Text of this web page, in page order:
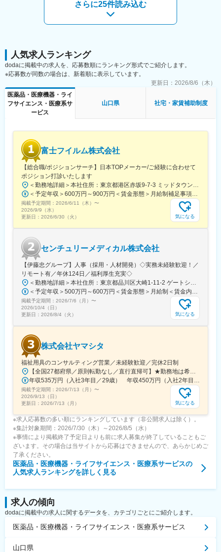
※中途入社と他部門からの異動者が大半のため、打ち解けやすい雰
囲気です。
・営業職は、契約社員での採用となりますが、概ね1年程で正社員
登用されております。正社員登用率は100％です。
・正社員登用試験などはありません。
変更の範囲：会社の定める業務
治療を即日で提供できる機器です。
（口腔内の様子を３D画像化できます）
３D画像化したものから、歯と同じ色をしたセラミックブロック
※商品URL
https://www.dentsplysirona.com/ja-jp/discover/discover-by-
category/cad-cam/cerec.html
■当社の特徴
デンツプライシロナは消耗品から装置、テクノロジー、専門製品
まで幅広い製品ブランドを保有しています。
歯科クリニック等で利用される製品ラインナップが豊富で、顧客
変更の範囲：会社の定める業務
さらに25件読み込む
人気求人ランキング
dodaに掲載中の求人を、応募数順にランキング形式でご紹介します。
※応募数が同数の場合は、新着順に表示しています。
更新日： 2026/8/6（木）
医薬品・医療機器・ライ
フサイエンス・医療系サ
ービス
山口県 社宅・家賃補助制度
富士フイルム株式会社
【総合職/ポジションサーチ】日本TOPメーカー/ご経験に合わせて
ポジション打診いたします
掲載予定期間： 2026/6/11（木） 〜
2026/9/9（水）
更新日： 2026/6/30（火） 気になる
センチュリーメディカル株式会社
【伊藤忠グループ】人事（採用・人材開発）◇実務未経験歓迎！／
リモート有／年休124日／福利厚生充実◇
掲載予定期間： 2026/7/6（月） 〜
2026/10/4（日）
更新日： 2026/8/4（火） 気になる
株式会社ヤマシタ
福祉用具のコンサルティング営業／未経験歓迎／完休2日制
掲載予定期間： 2026/7/13（月） 〜
2026/9/13（日）
更新日： 2026/7/13（月） 気になる
※求人応募数の多い順にランキングしています（非公開求人は除く）。
※集計対象期間：2026/7/30（木）～2026/8/5（水）
※事情により掲載終了予定日よりも前に求人募集が終了していることもご
ざいます。その場合は当サイトから応募はできませんので、あらかじめご
了承ください。
医薬品・医療機器・ライフサイエンス・医療系サービスの
人気求人ランキングを詳しく見る
求人の傾向
dodaに掲載中の求人に関するデータを、カテゴリごとにご紹介します。
医薬品・医療機器・ライフサイエンス・医療系サービス
山口県